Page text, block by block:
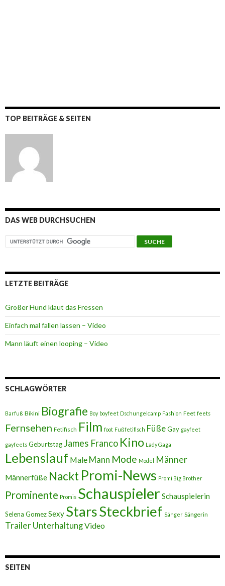
TOP BEITRÄGE & SEITEN
DAS WEB DURCHSUCHEN
LETZTE BEITRÄGE
Großer Hund klaut das Fressen
Einfach mal fallen lassen – Video
Mann läuft einen looping – Video
SCHLAGWÖRTER
Barfuß Bikini Biografie Boy boyfeet Dschungelcamp Fashion Feet feets
Fernsehen Fetifisch Film foot Fußfetifisch FüßeGay gayfeet
gayfeets Geburtstag James Franco Kino Lady Gaga
Lebenslauf Male Mann Mode Model Männer
Männerfüße Nackt Promi-News Promi Big Brother
Prominente Promis Schauspieler Schauspielerin
Selena GomezSexy StarsSteckbrief Sänger Sängerin
Trailer UnterhaltungVideo
SEITEN